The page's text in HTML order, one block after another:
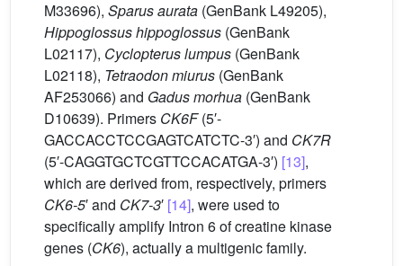
M33696), Sparus aurata (GenBank L49205),
Hippoglossus hippoglossus (GenBank
L02117), Cyclopterus lumpus (GenBank
L02118), Tetraodon miurus (GenBank
AF253066) and Gadus morhua (GenBank
D10639). Primers CK6F(5′-
GACCACCTCCGAGTCATCTC-3′) and CK7R
(5′-CAGGTGCTCGTTCCACATGA-3′) [13],
which are derived from, respectively, primers
CK6-5′ and CK7-3′ [14], were used to
specifically amplify Intron 6 of creatine kinase
genes (CK6), actually a multigenic family.